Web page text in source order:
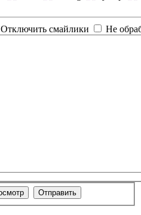
Отключить смайлики Не